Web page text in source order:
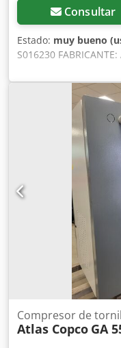
transmisiónConsultar
Estado: muy bueno
S016230
Njwa MODELO:
AÑO: 2011 POTENCIA
PRESIÓN (bar): 13
INVERSOR DE
INTERCAMBIADOR: sí
INSTALADO EN
CONEXIÓN: 2 1/2
Compresor de
Atlas Copco GA